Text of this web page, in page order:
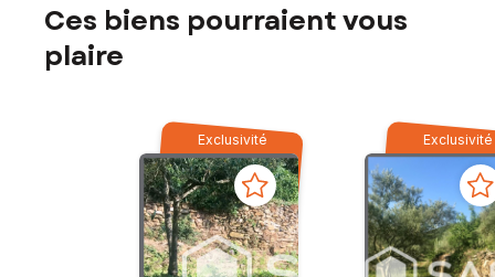
Ces biens pourraient vous
plaire
Exclusivité Exclusivité